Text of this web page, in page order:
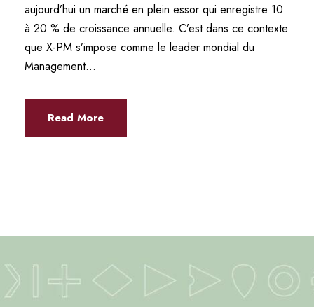
aujourd’hui un marché en plein essor qui enregistre 10
à 20 % de croissance annuelle. C’est dans ce contexte
que X-PM s’impose comme le leader mondial du
Management...
Read More